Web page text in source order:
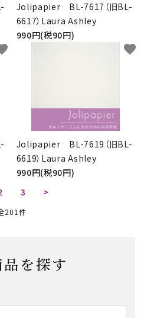
Jolipapier BL-7617（旧BL-
6617）Laura Ashley
990円(税90円)
Jolipapier BL-7619（旧BL-
6619）Laura Ashley
990円(税90円)
favorite
3 >
201件
を探す